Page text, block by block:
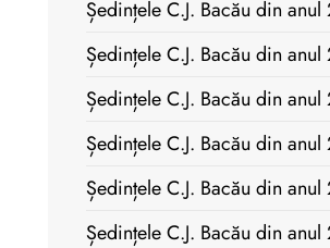
Ședințele C.J. Bacău din
Ședințele C.J. Bacău din anul
Ședințele C.J. Bacău din anul
Ședințele C.J. Bacău din anul
Ședințele C.J. Bacău din anul
Ședințele C.J. Bacău din anul